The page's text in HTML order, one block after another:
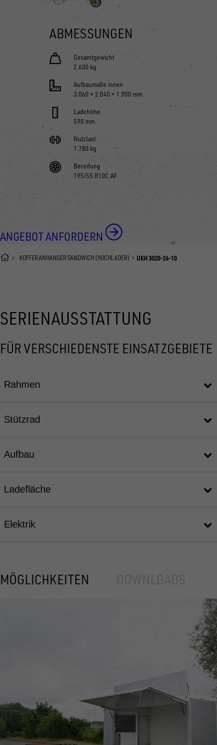
ABMESSUNGEN
Gesamtgewicht
2.600 kg
Aufbaumaße innen
3.060 × 2.040 × 1.900 mm
Ladehöhe
590 mm
Nutzlast
1.780 kg
Bereifung
195/55 R10C AF
ANGEBOT ANFORDERN
KOFFERANHÄNGER SANDWICH (HOCHLADER) UKH 3020-26-10
SERIENAUSSTATTUNG
FÜR VERSCHIEDENSTE EINSATZGEBIETE
Rahmen
Stützrad
Aufbau
Ladefläche
Elektrik
MÖGLICHKEITEN
KOFFERANHÄNGER